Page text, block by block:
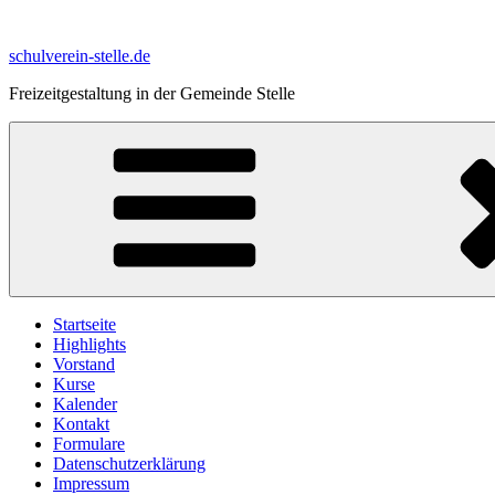
springen
schulverein-stelle.de
Freizeitgestaltung in der Gemeinde Stelle
Startseite
Highlights
Vorstand
Kurse
Kalender
Kontakt
Formulare
Datenschutzerklärung
Impressum